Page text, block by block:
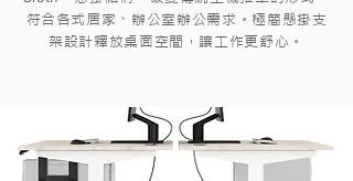
符合各式居家、辦公室辦公需求。極簡懸掛支
架設計釋放桌面空間，讓工作更舒心。